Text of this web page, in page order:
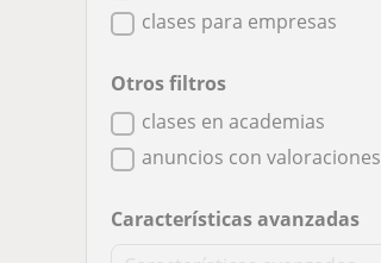
clases para empresas
Otros filtros
clases en academias
anuncios con valoraciones
Características avanzadas